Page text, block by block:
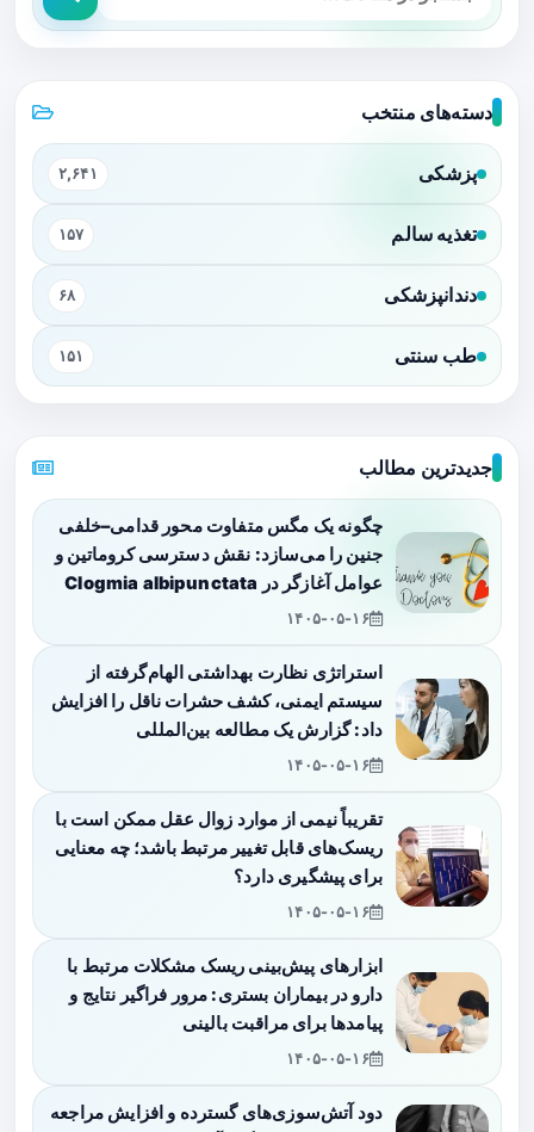
دسته‌های منتخب
پزشکی ۲,۶۴۱
تغذیه سالم ۱۵۷
دندانپزشکی ۶۸
طب سنتی ۱۵۱
جدیدترین مطالب
چگونه یک مگس متفاوت محور قدامی–خلفی
جنین را می‌سازد: نقش دسترسی کروماتین و
عوامل آغازگر در Clogmia albipunctata
۱۴۰۵-۰۵-۱۶
استراتژی نظارت بهداشتی الهام‌گرفته از
سیستم ایمنی، کشف حشرات ناقل را افزایش
داد: گزارش یک مطالعه بین‌المللی
۱۴۰۵-۰۵-۱۶
تقریباً نیمی از موارد زوال عقل ممکن است با
ریسک‌های قابل تغییر مرتبط باشد؛ چه معنایی
برای پیشگیری دارد؟
۱۴۰۵-۰۵-۱۶
ابزارهای پیش‌بینی ریسک مشکلات مرتبط با
دارو در بیماران بستری: مرور فراگیر نتایج و
پیامدها برای مراقبت بالینی
۱۴۰۵-۰۵-۱۶
دود آتش‌سوزی‌های گسترده و افزایش مراجعه